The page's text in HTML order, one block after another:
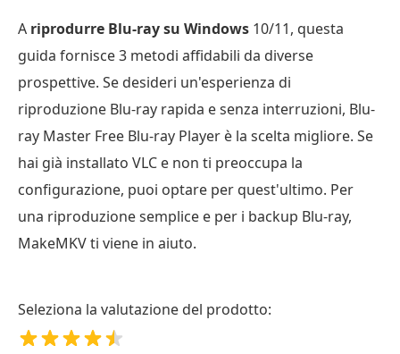
A riprodurre Blu-ray su Windows 10/11, questa
guida fornisce 3 metodi affidabili da diverse
prospettive. Se desideri un'esperienza di
riproduzione Blu-ray rapida e senza interruzioni, Blu-
ray Master Free Blu-ray Player è la scelta migliore. Se
hai già installato VLC e non ti preoccupa la
configurazione, puoi optare per quest'ultimo. Per
una riproduzione semplice e per i backup Blu-ray,
MakeMKV ti viene in aiuto.
Seleziona la valutazione del prodotto: